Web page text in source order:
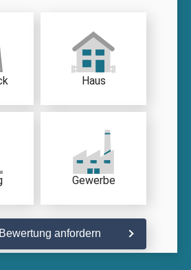
Haus
Gewerbe
anfordern